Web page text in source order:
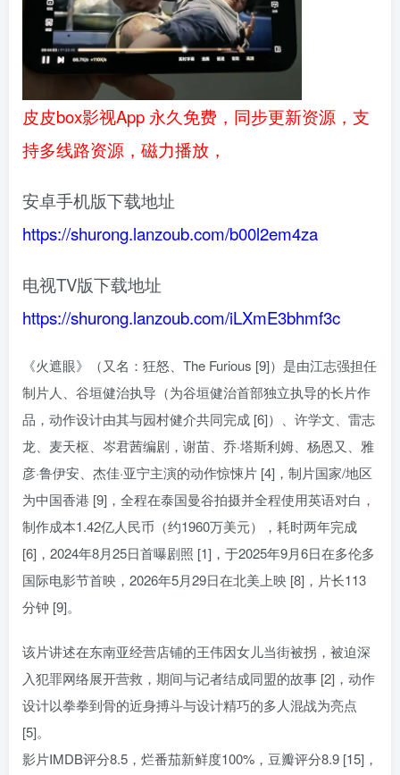
皮皮box影视App 永久免费，同步更新资源，支
持多线路资源，磁力播放，
安卓手机版下载地址
https://shurong.lanzoub.com/b00l2em4za
电视TV版下载地址
https://shurong.lanzoub.com/iLXmE3bhmf3c
《火遮眼》（又名：狂怒、The Furious [9]）是由江志强担任
制片人、谷垣健治执导（为谷垣健治首部独立执导的长片作
品，动作设计由其与园村健介共同完成 [6]）、许学文、雷志
龙、麦天枢、岑君茜编剧，谢苗、乔·塔斯利姆、杨恩又、雅
彦·鲁伊安、杰佳·亚宁主演的动作惊悚片 [4]，制片国家/地区
为中国香港 [9]，全程在泰国曼谷拍摄并全程使用英语对白，
制作成本1.42亿人民币（约1960万美元），耗时两年完成
[6]，2024年8月25日首曝剧照 [1]，于2025年9月6日在多伦多
国际电影节首映，2026年5月29日在北美上映 [8]，片长113
分钟 [9]。
该片讲述在东南亚经营店铺的王伟因女儿当街被拐，被迫深
入犯罪网络展开营救，期间与记者结成同盟的故事 [2]，动作
设计以拳拳到骨的近身搏斗与设计精巧的多人混战为亮点
[5]。
影片IMDB评分8.5，烂番茄新鲜度100%，豆瓣评分8.9 [15]，